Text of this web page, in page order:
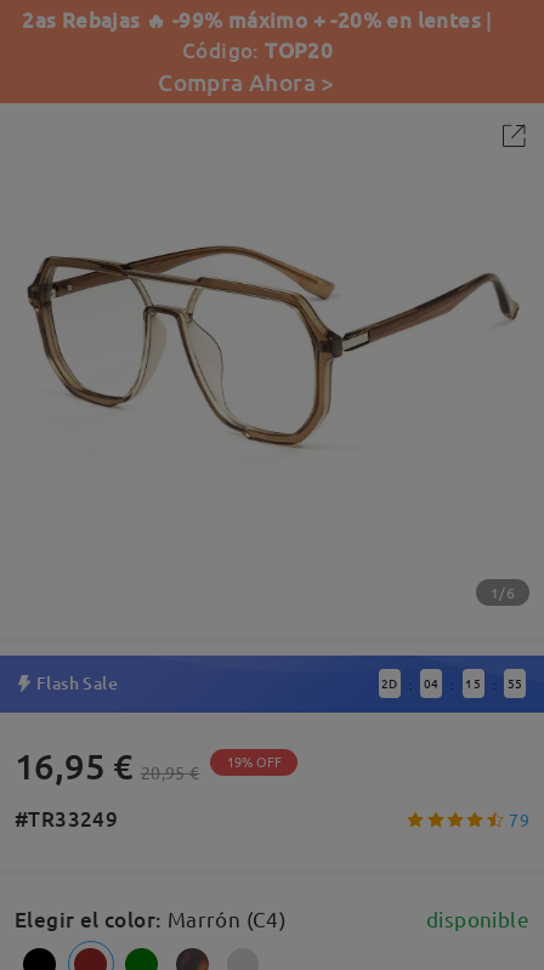
2as Rebajas 🔥 -99% máximo + -20% en lentes |
Código:TOP20
Compra Ahora >
1/6
Flash Sale 2D : 04 : 15 : 55
16,95 € 20,95 € 19% OFF
#TR33249 79
Elegir el color: Marrón (C4) disponible